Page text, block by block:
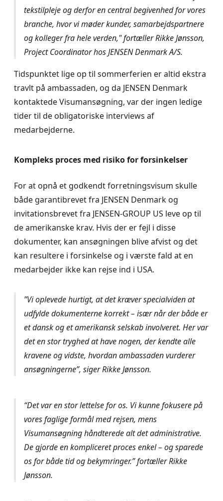
tekstilpleje og derfor en central begivenhed for vores
branche, hvor vi møder kunder, samarbejdspartnere
og kolleger fra hele verden," fortæller Rikke Jønsson,
Project Coordinator hos JENSEN Denmark A/S.
Tidspunktet lige op til sommerferien er altid ekstra
travlt på ambassaden, og da JENSEN Denmark
kontaktede Visumansøgning, var der ingen ledige
tider til de obligatoriske interviews af
medarbejderne.
Kompleks proces med risiko for forsinkelser
For at opnå et godkendt forretningsvisum skulle
både garantibrevet fra JENSEN Denmark og
invitationsbrevet fra JENSEN-GROUP US leve op til
de amerikanske krav. Hvis der er fejl i disse
dokumenter, kan ansøgningen blive afvist og det
kan resultere i forsinkelse og i værste fald at en
medarbejder ikke kan rejse ind i USA.
”Vi oplevede hurtigt, at det kræver specialviden at
udfylde dokumenterne korrekt – især når der både er
et dansk og et amerikansk selskab involveret. Her var
det en stor tryghed at have nogen, der kendte alle
kravene og vidste, hvordan ambassaden vurderer
ansøgningerne”, siger Rikke Jønsson.
“Det var en stor lettelse for os. Vi kunne fokusere på
vores faglige formål med rejsen, mens
Visumansøgning håndterede alt det administrative.
De gjorde en kompliceret proces enkel – og sparede
os for både tid og bekymringer.” fortæller Rikke
Jønsson.